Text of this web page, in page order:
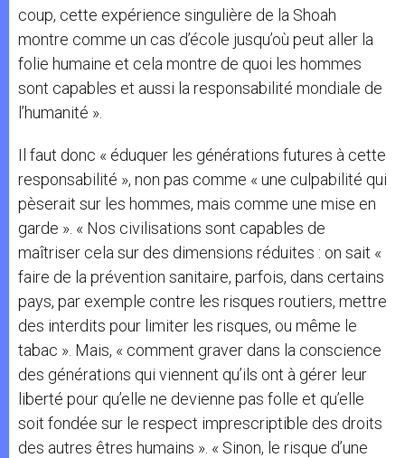
coup, cette expérience singulière de la Shoah
montre comme un cas d’école jusqu’où peut aller la
folie humaine et cela montre de quoi les hommes
sont capables et aussi la responsabilité mondiale de
l’humanité ».
Il faut donc « éduquer les générations futures à cette
responsabilité », non pas comme « une culpabilité qui
pèserait sur les hommes, mais comme une mise en
garde ». « Nos civilisations sont capables de
maîtriser cela sur des dimensions réduites : on sait «
faire de la prévention sanitaire, parfois, dans certains
pays, par exemple contre les risques routiers, mettre
des interdits pour limiter les risques, ou même le
tabac ». Mais, « comment graver dans la conscience
des générations qui viennent qu’ils ont à gérer leur
liberté pour qu’elle ne devienne pas folle et qu’elle
soit fondée sur le respect imprescriptible des droits
des autres êtres humains ». « Sinon, le risque d’une